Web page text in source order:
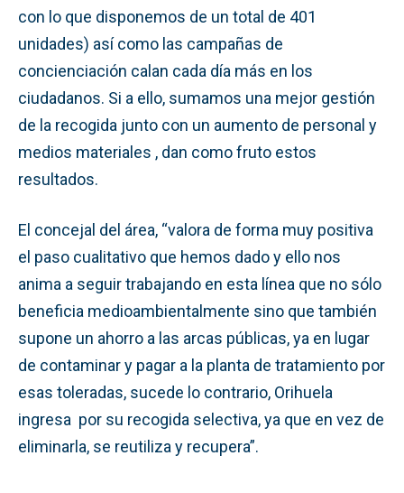
con lo que disponemos de un total de 401
unidades) así como las campañas de
concienciación calan cada día más en los
ciudadanos. Si a ello, sumamos una mejor gestión
de la recogida junto con un aumento de personal y
medios materiales , dan como fruto estos
resultados.
El concejal del área, “valora de forma muy positiva
el paso cualitativo que hemos dado y ello nos
anima a seguir trabajando en esta línea que no sólo
beneficia medioambientalmente sino que también
supone un ahorro a las arcas públicas, ya en lugar
de contaminar y pagar a la planta de tratamiento por
esas toleradas, sucede lo contrario, Orihuela
ingresa por su recogida selectiva, ya que en vez de
eliminarla, se reutiliza y recupera”.